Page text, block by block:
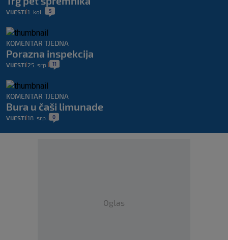
VIJESTI 1. kol. 5
KOMENTAR TJEDNA
Porazna inspekcija
VIJESTI 25. srp. 11
KOMENTAR TJEDNA
Bura u čaši limunade
VIJESTI 18. srp. 0
Oglas